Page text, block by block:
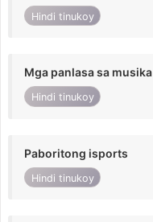
Hindi tinukoy
Mga panlasa sa musika
Hindi tinukoy
Paboritong isports
Hindi tinukoy